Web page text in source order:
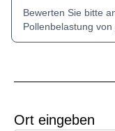
Bewerten Sie bitte
Pollenbelastung von
Ort eingeben